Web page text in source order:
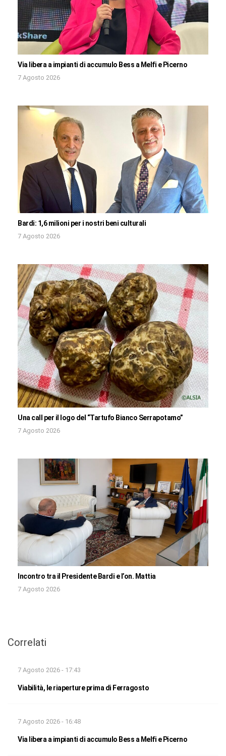
Via libera a impianti di accumulo Bess a Melfi e Picerno
7 Agosto 2026
Bardi: 1,6 milioni per i nostri beni culturali
7 Agosto 2026
Una call per il logo del “Tartufo Bianco Serrapotamo”
7 Agosto 2026
Incontro tra il Presidente Bardi e l’on. Mattia
7 Agosto 2026
Correlati
7 Agosto 2026 - 17:43
Viabilità, le riaperture prima di Ferragosto
7 Agosto 2026 - 16:48
Via libera a impianti di accumulo Bess a Melfi e Picerno